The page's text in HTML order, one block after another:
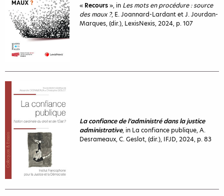
« Recours», in Les mots en procédure : source
des maux ?, E. Joannard-Lardant et J. Jourdan-
Marques, (dir.), LexisNexis, 2024, p. 107
La confiance de l’administré dans la justice
administrative, in La confiance publique, A.
Desrameaux, C. Geslot, (dir.), IFJD, 2024, p. 83